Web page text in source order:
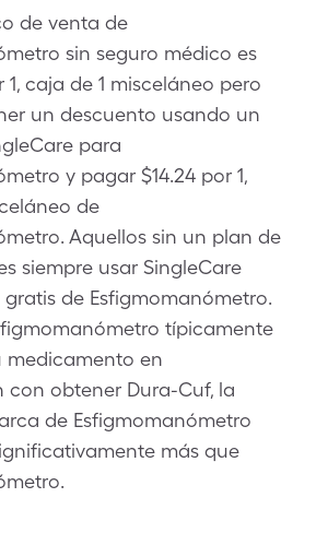
de venta de
sin seguro médico es
1, caja de 1 misceláneo pero
un descuento usando un
para
y pagar $14.24 por 1,
de
Aquellos sin un plan de
siempre usar SingleCare
de Esfigmomanómetro.
típicamente
medicamento en
obtener Dura-Cuf, la
de Esfigmomanómetro
más que